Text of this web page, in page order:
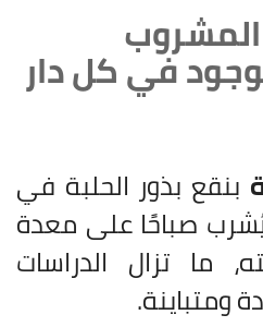
في كل دار
بنقع بذور الحلبة في
صباحًا على معدة
ما تزال الدراسات
ومتباينة.